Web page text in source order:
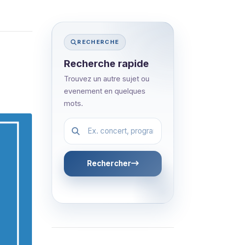
RECHERCHE
Recherche rapide
Trouvez un autre sujet ou
evenement en quelques
mots.
Festival.article.hiddenLabel
Rechercher